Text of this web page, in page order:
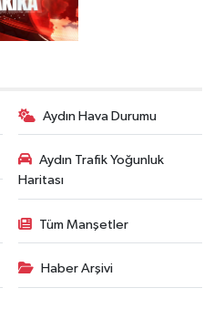
Aydın Hava Durumu
Aydın Trafik Yoğunluk
Haritası
Tüm Manşetler
Haber Arşivi